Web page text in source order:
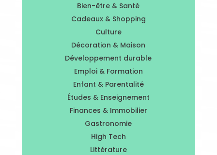
Bien-être & Santé
Cadeaux & Shopping
Culture
Décoration & Maison
Développement durable
Emploi & Formation
Enfant & Parentalité
Études & Enseignement
Finances & Immobilier
Gastronomie
High Tech
Littérature